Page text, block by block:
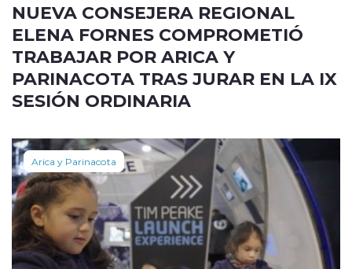
NUEVA CONSEJERA REGIONAL
ELENA FORNES COMPROMETIÓ
TRABAJAR POR ARICA Y
PARINACOTA TRAS JURAR EN LA IX
SESIÓN ORDINARIA
Arica y Parinacota